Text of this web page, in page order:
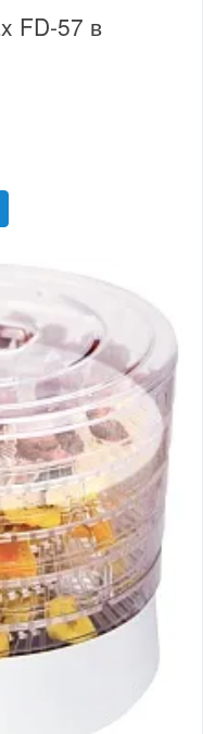
FD-57 в